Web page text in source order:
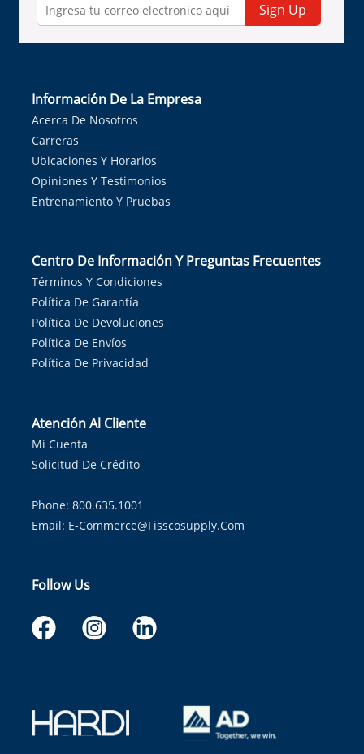
Sign Up
Información De La Empresa
Acerca De Nosotros
Carreras
Ubicaciones Y Horarios
Opiniones Y Testimonios
Entrenamiento Y Pruebas
Centro De Información Y Preguntas Frecuentes
Términos Y Condiciones
Política De Garantía
Política De Devoluciones
Política De Envíos
Política De Privacidad
Atención Al Cliente
Mi Cuenta
Solicitud De Crédito
Phone: 800.635.1001
Email: E-Commerce@fisscosupply.com
Follow Us